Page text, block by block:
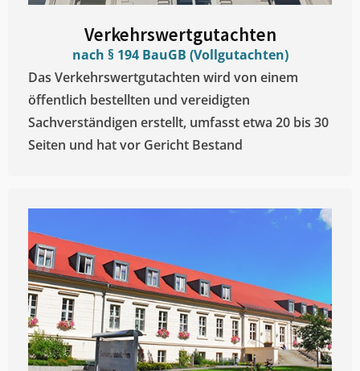
Verkehrswertgutachten
nach § 194 BauGB (Vollgutachten)
Das Verkehrswertgutachten wird von einem
öffentlich bestellten und vereidigten
Sachverständigen erstellt, umfasst etwa 20 bis 30
Seiten und hat vor Gericht Bestand